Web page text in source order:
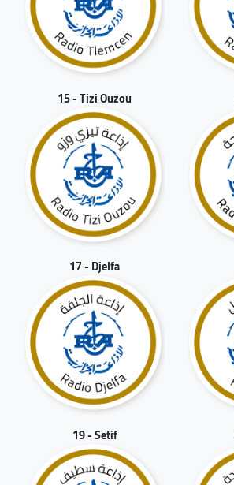
15 - Tizi Ouzou
17 - Djelfa
19 - Setif